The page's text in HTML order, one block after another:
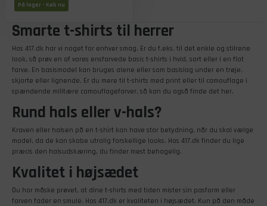
På lager - Køb nu
Smarte t-shirts til herrer
Hos 417.dk har vi noget for enhver smag. Er du f.eks. til det enkle og stilrene
look, så prøv en af vores ensfarvede basic t-shirts i hvid, sort eller i en flot
farve. En basismodel kan bruges alene eller som basislag under en trøje,
skjorte eller lignende. Er du mere til t-shirts med print eller til camouflage i
spændende militære camouflagefarver, så kan du også finde det her.
Rund hals eller v-hals?
Kraven eller halsen på en t-shirt kan have stor betydning, når du skal vælge
model, da de kan skabe utrolig forskellige looks. Hos 417.dk finder du lige
præcis den halsudskæring, du finder mest behagelig.
Kvalitet i højsædet
Du har måske prøvet, at dine t-shirts med tiden mister sin pasform eller
farven fader en smule. Hos 417.dk er kvaliteten i højsædet. Kun på den måde